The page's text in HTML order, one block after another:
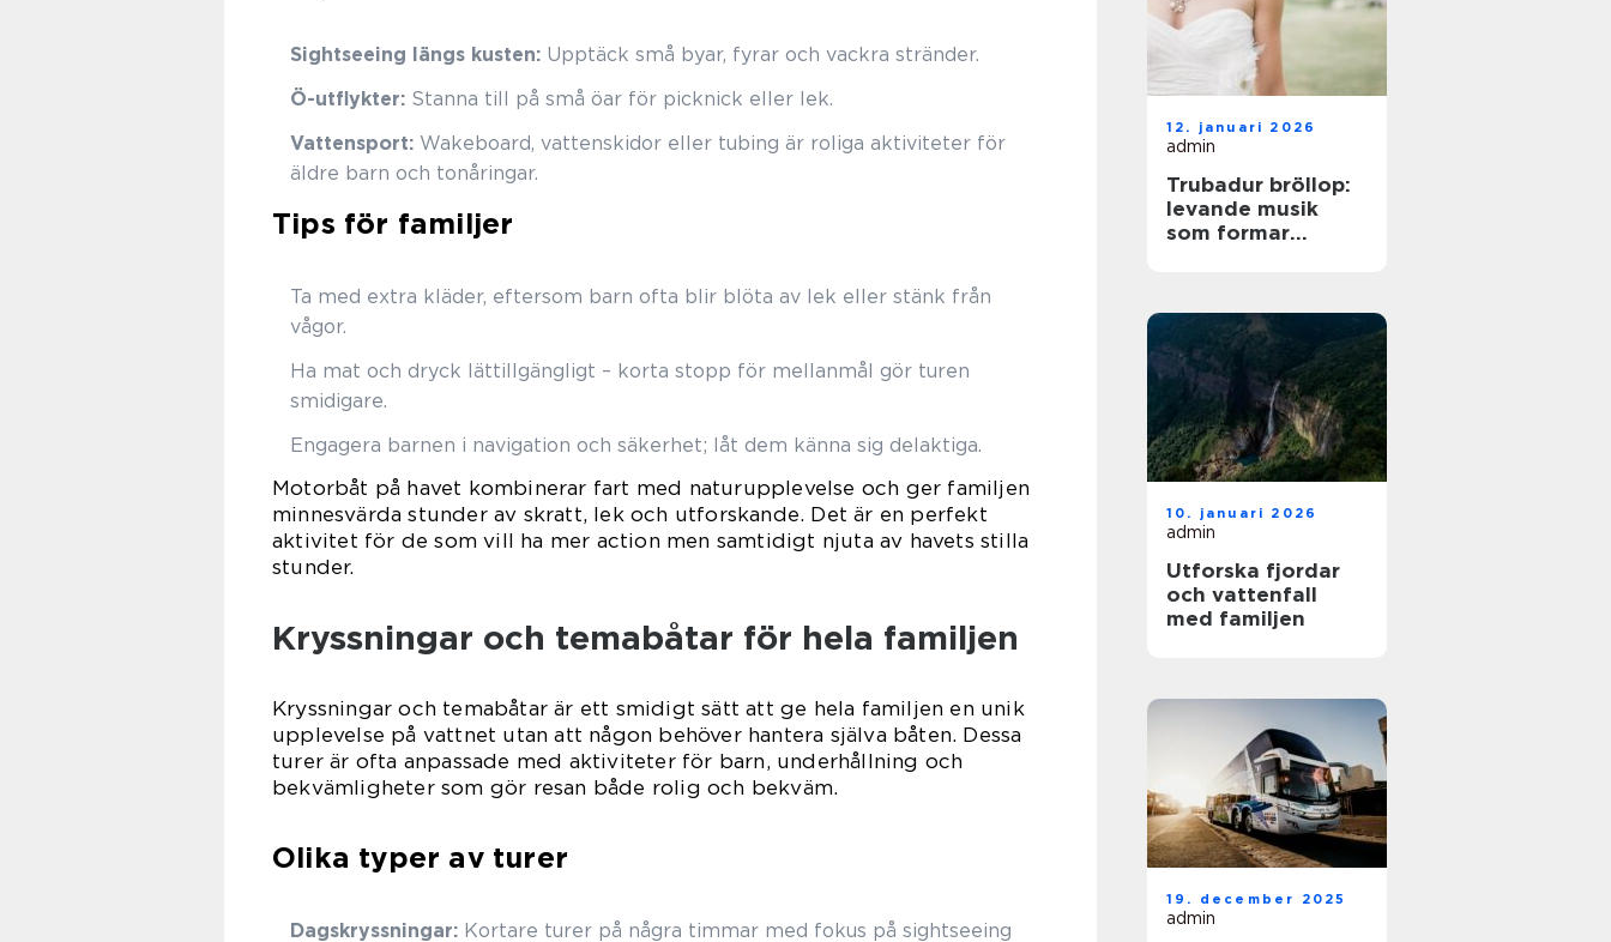
Sightseeing längs kusten: Upptäck små byar, fyrar och vackra stränder.
Ö-utflykter: Stanna till på små öar för picknick eller lek.
Vattensport: Wakeboard, vattenskidor eller tubing är roliga aktiviteter för
äldre barn och tonåringar.
Tips för familjer
Ta med extra kläder, eftersom barn ofta blir blöta av lek eller stänk från
vågor.
Ha mat och dryck lättillgängligt – korta stopp för mellanmål gör turen
smidigare.
Engagera barnen i navigation och säkerhet; låt dem känna sig delaktiga.
Motorbåt på havet kombinerar fart med naturupplevelse och ger familjen
minnesvärda stunder av skratt, lek och utforskande. Det är en perfekt
aktivitet för de som vill ha mer action men samtidigt njuta av havets stilla
stunder.
Kryssningar och temabåtar för hela familjen
Kryssningar och temabåtar är ett smidigt sätt att ge hela familjen en unik
upplevelse på vattnet utan att någon behöver hantera själva båten. Dessa
turer är ofta anpassade med aktiviteter för barn, underhållning och
bekvämligheter som gör resan både rolig och bekväm.
Olika typer av turer
Dagskryssningar: Kortare turer på några timmar med fokus på sightseeing
12. januari 2026
admin
Trubadur bröllop:
levande musik
som formar
10. januari 2026
admin
Utforska fjordar
och vattenfall
med familjen
19. december 2025
admin